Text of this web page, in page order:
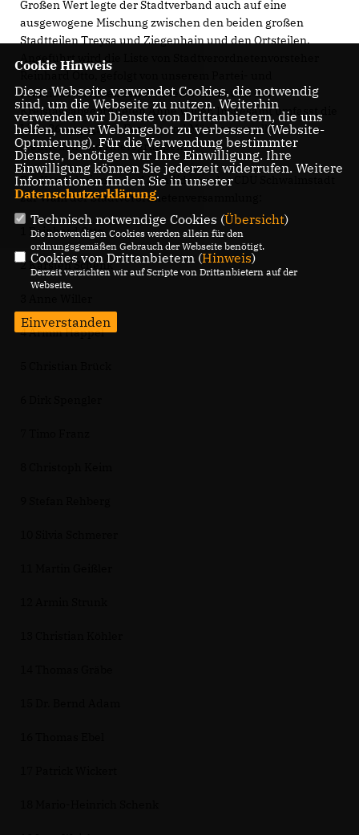
Großen Wert legte der Stadtverband auch auf eine
ausgewogene Mischung zwischen den beiden großen
Stadtteilen Treysa und Ziegenhain und den Ortsteilen.
Angeführt wird die Liste von Stadtverordnetenvorsteher
Fraktionsvorsitzenden Karsten Schenk und der
Kreistagsabgeordneten Anne Willer. Insgesamt umfasst die
Liste 36 engagierte Frauen und Männer aus allen
Stadtteilen und Altersgruppen.
Die Kandidatinnen und Kandidaten der CDU Schwalmstadt
zur Wahl der Stadtverordnetenversammlung:
1 Reinhard Otto
2 Karsten Schenk
4 Armin Happel
Cookie Hinweis
Diese Webseite verwendet Cookies, die notwendig
sind, um die Webseite zu nutzen. Weiterhin
verwenden wir Dienste von Drittanbietern, die uns
helfen, unser Webangebot zu verbessern (Website-
Optmierung). Für die Verwendung bestimmter
Dienste, benötigen wir Ihre Einwilligung. Ihre
Einwilligung können Sie jederzeit widerrufen. Weitere
Informationen finden Sie in unserer
Datenschutzerklärung.
Technisch notwendige Cookies (Übersicht)
Die notwendigen Cookies werden allein für den
ordnungsgemäßen Gebrauch der Webseite benötigt.
Cookies von Drittanbietern (Hinweis)
Derzeit verzichten wir auf Scripte von Drittanbietern auf der
Webseite.
Einverstanden